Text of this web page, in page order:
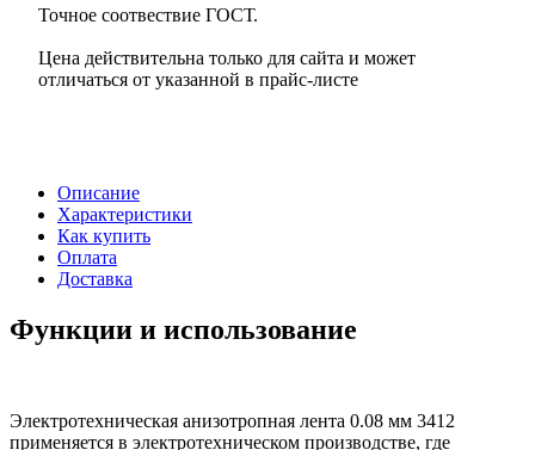
Точное соотвествие ГОСТ.
Цена действительна только для сайта и может
отличаться от указанной в прайс-листе
Описание
Характеристики
Как купить
Оплата
Доставка
Функции и использование
Электротехническая анизотропная лента 0.08 мм 3412
применяется в электротехническом производстве, где